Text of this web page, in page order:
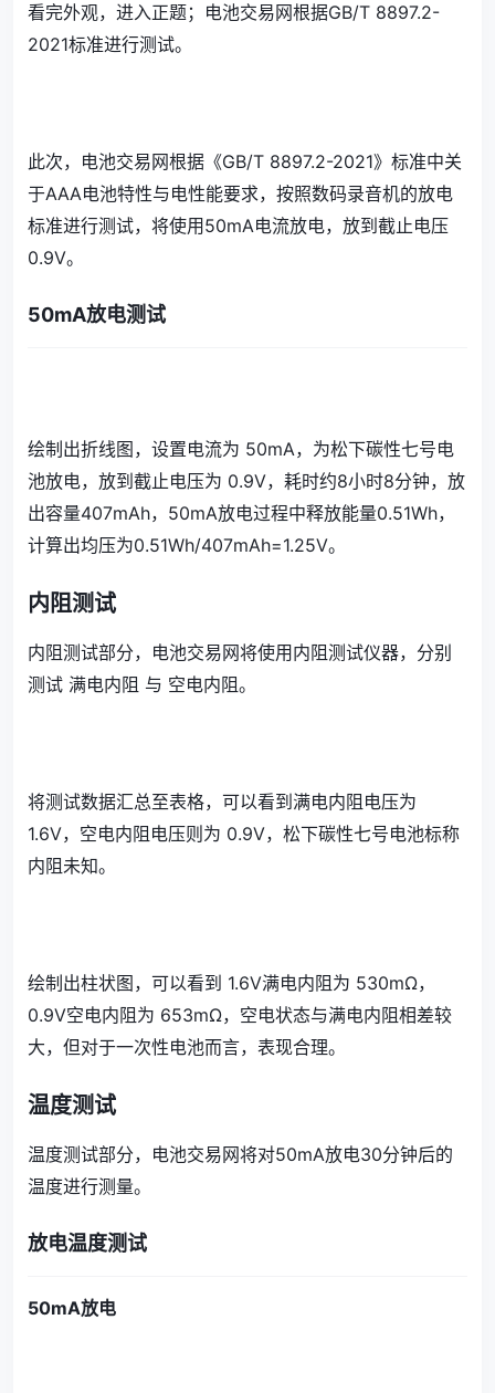
看完外观，进入正题；电池交易网根据GB/T 8897.2-
2021标准进行测试。
此次，电池交易网根据《GB/T 8897.2-2021》标准中关
于AAA电池特性与电性能要求，按照数码录音机的放电
标准进行测试，将使用50mA电流放电，放到截止电压
0.9V。
50mA放电测试
绘制出折线图，设置电流为 50mA，为松下碳性七号电
池放电，放到截止电压为 0.9V，耗时约8小时8分钟，放
出容量407mAh，50mA放电过程中释放能量0.51Wh，
计算出均压为0.51Wh/407mAh=1.25V。
内阻测试
内阻测试部分，电池交易网将使用内阻测试仪器，分别
测试 满电内阻 与 空电内阻。
将测试数据汇总至表格，可以看到满电内阻电压为
1.6V，空电内阻电压则为 0.9V，松下碳性七号电池标称
内阻未知。
绘制出柱状图，可以看到 1.6V满电内阻为 530mΩ，
0.9V空电内阻为 653mΩ，空电状态与满电内阻相差较
大，但对于一次性电池而言，表现合理。
温度测试
温度测试部分，电池交易网将对50mA放电30分钟后的
温度进行测量。
放电温度测试
50mA放电